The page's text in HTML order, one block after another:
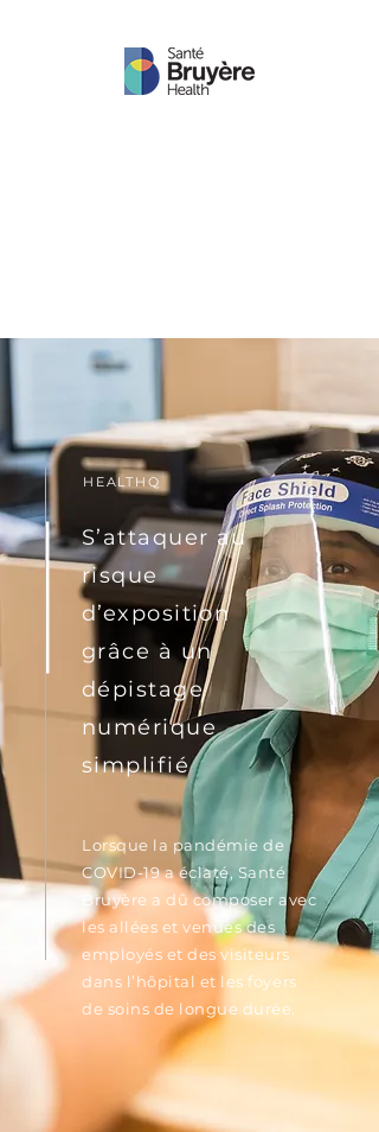
HEALTHQ
S’attaquer au
risque
d’exposition
grâce à un
dépistage
numérique
simplifié
Lorsque la pandémie de
COVID-19 a éclaté, Santé
Bruyère a dû composer avec
les allées et venues des
employés et des visiteurs
dans l’hôpital et les foyers
de soins de longue durée.